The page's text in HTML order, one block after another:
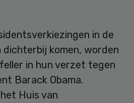
in de
komen, worden
in hun verzet tegen
Barack Obama.
Huis van